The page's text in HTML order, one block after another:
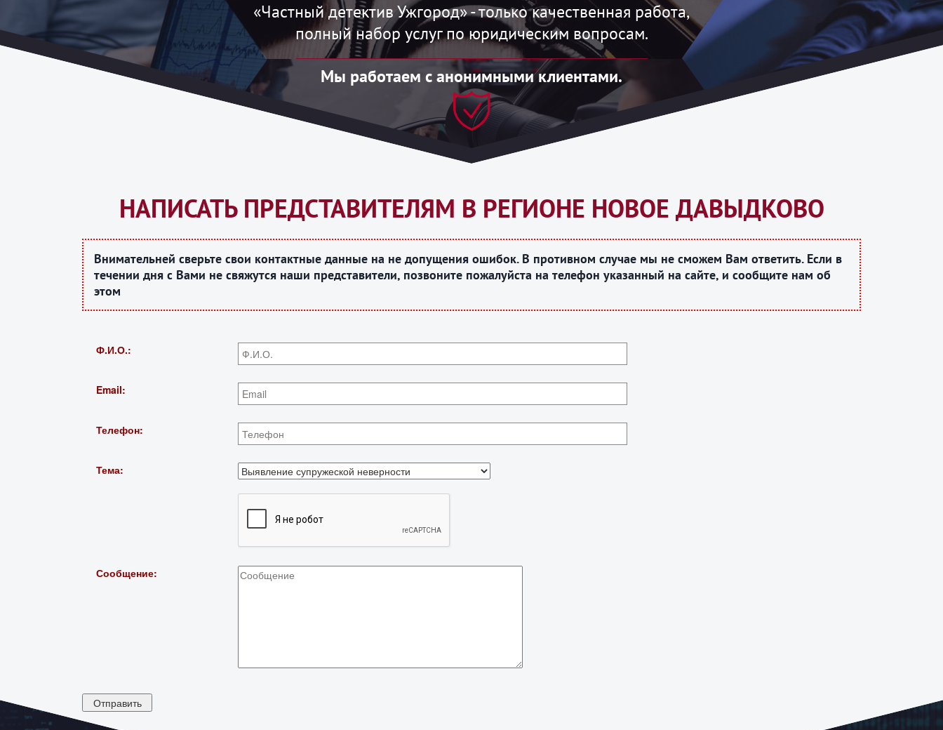
«Частный детектив Ужгород» - только качественная работа,
полный набор услуг по юридическим вопросам.
Мы работаем с анонимными клиентами.
НАПИСАТЬ ПРЕДСТАВИТЕЛЯМ В РЕГИОНЕ НОВОЕ ДАВЫДКОВО
Внимательней сверьте свои контактные данные на не допущения ошибок. В противном случае мы не сможем Вам ответить. Если в
течении дня с Вами не свяжутся наши представители, позвоните пожалуйста на телефон указанный на сайте, и сообщите нам об
этом
Ф.И.О.:
Email:
Телефон:
Тема:
Сообщение: